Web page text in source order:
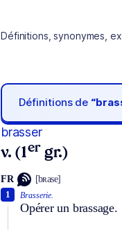
Définitions, synonymes,
Définitions de
brasser
v. (1er gr.)
FR [bʀase]
Brasserie.
Opérer un brassage.
1